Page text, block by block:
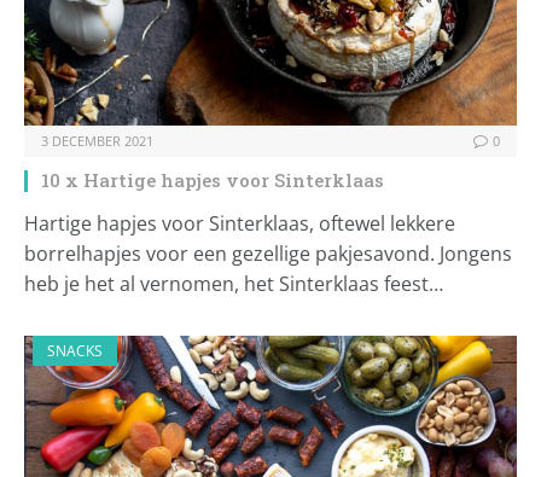
3 DECEMBER 2021 0
10 x Hartige hapjes voor Sinterklaas
Hartige hapjes voor Sinterklaas, oftewel lekkere
borrelhapjes voor een gezellige pakjesavond. Jongens
heb je het al vernomen, het Sinterklaas feest…
SNACKS